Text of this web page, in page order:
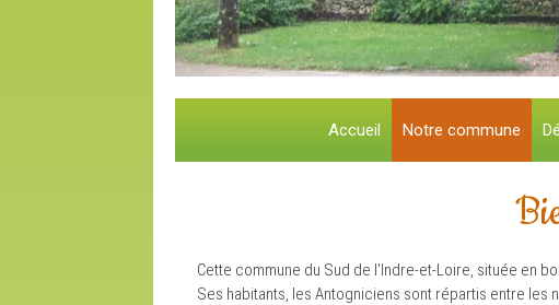
Accueil Notre commune
Cette commune du Sud de l'Indre-et-Loire, située en
Ses habitants, les Antogniciens sont répartis entre les